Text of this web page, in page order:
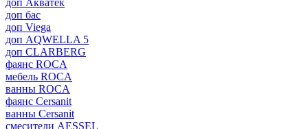
доп Акватек
доп бас
доп Viega
доп AQWELLA 5
доп CLARBERG
фаянс ROCA
мебель ROCA
ванны ROCA
фаянс Cersanit
ванны Cersanit
смесители AESSEL